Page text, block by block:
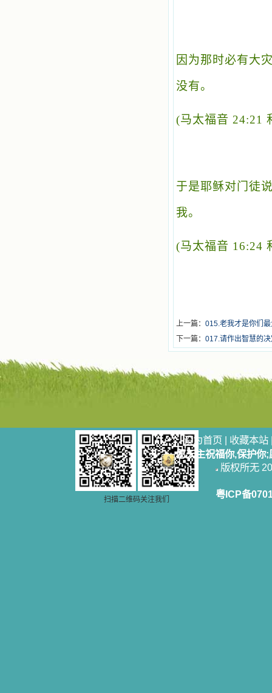
因为那时必有大
没有。
(马太福音 24:21
于是耶稣对门徒
我。
(马太福音 16:24
上一篇： 015.老我才是你们
下一篇： 017.请作出智慧的
扫描二维码关注我们
设为首页 | 收藏本站
愿天主祝福你,保护你
版权所无
粤ICP备